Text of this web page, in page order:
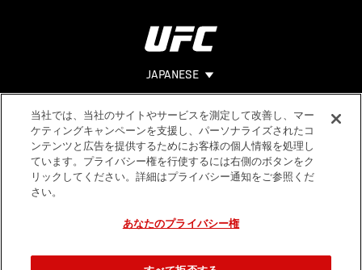
JAPANESE
Footer ヘルプ
法的事項
利用規約
個人情報保
当社では、当社のサイトやサービスを測定して改善し、マー
ケティングキャンペーンを支援し、パーソナライズされたコ
ンテンツと広告を提供するためにお客様の個人情報を処理し
ています。プライバシー権を行使するには右側のボタンをク
リックしてください。詳細はプライバシー通知をご参照くだ
さい。
あなたのプライバシー権